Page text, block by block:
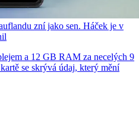
zní jako sen. Háček je v
a 12 GB RAM za necelých 9
se skrývá údaj, který mění